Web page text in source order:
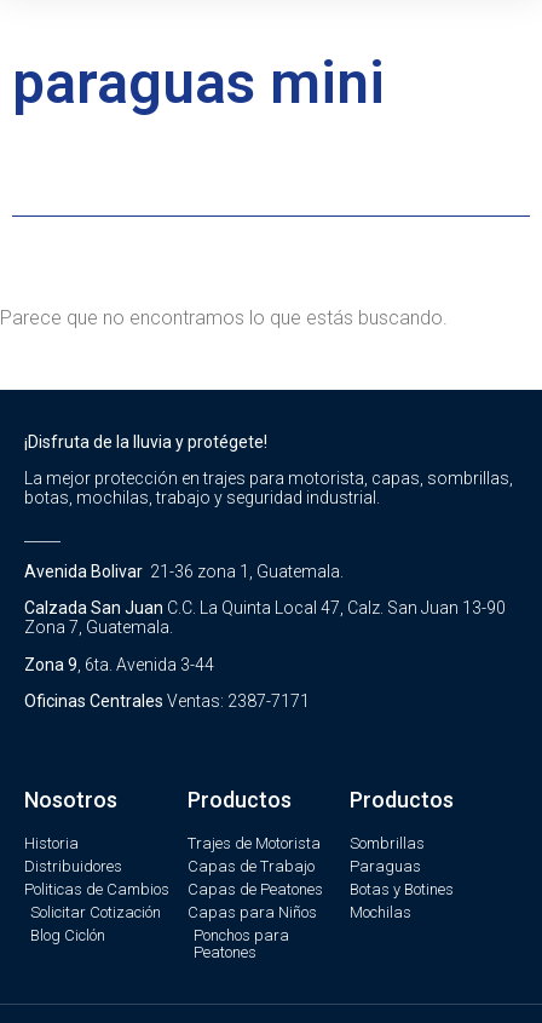
paraguas mini
Parece que no encontramos lo que estás buscando.
¡Disfruta de la lluvia y protégete!
La mejor protección en trajes para motorista, capas, sombrillas,
botas, mochilas, trabajo y seguridad industrial.
Avenida Bolivar 21-36 zona 1, Guatemala.
Calzada San Juan C.C. La Quinta Local 47, Calz. San Juan 13-90
Zona 7, Guatemala.
Zona 9 , 6ta. Avenida 3-44
Oficinas Centrales Ventas: 2387-7171
Nosotros
Historia
Distribuidores
Politicas de Cambios
Solicitar Cotización
Blog Ciclón
Productos
Trajes de Motorista
Capas de Trabajo
Capas de Peatones
Capas para Niños
Ponchos para
Peatones
Productos
Sombrillas
Paraguas
Botas y Botines
Mochilas